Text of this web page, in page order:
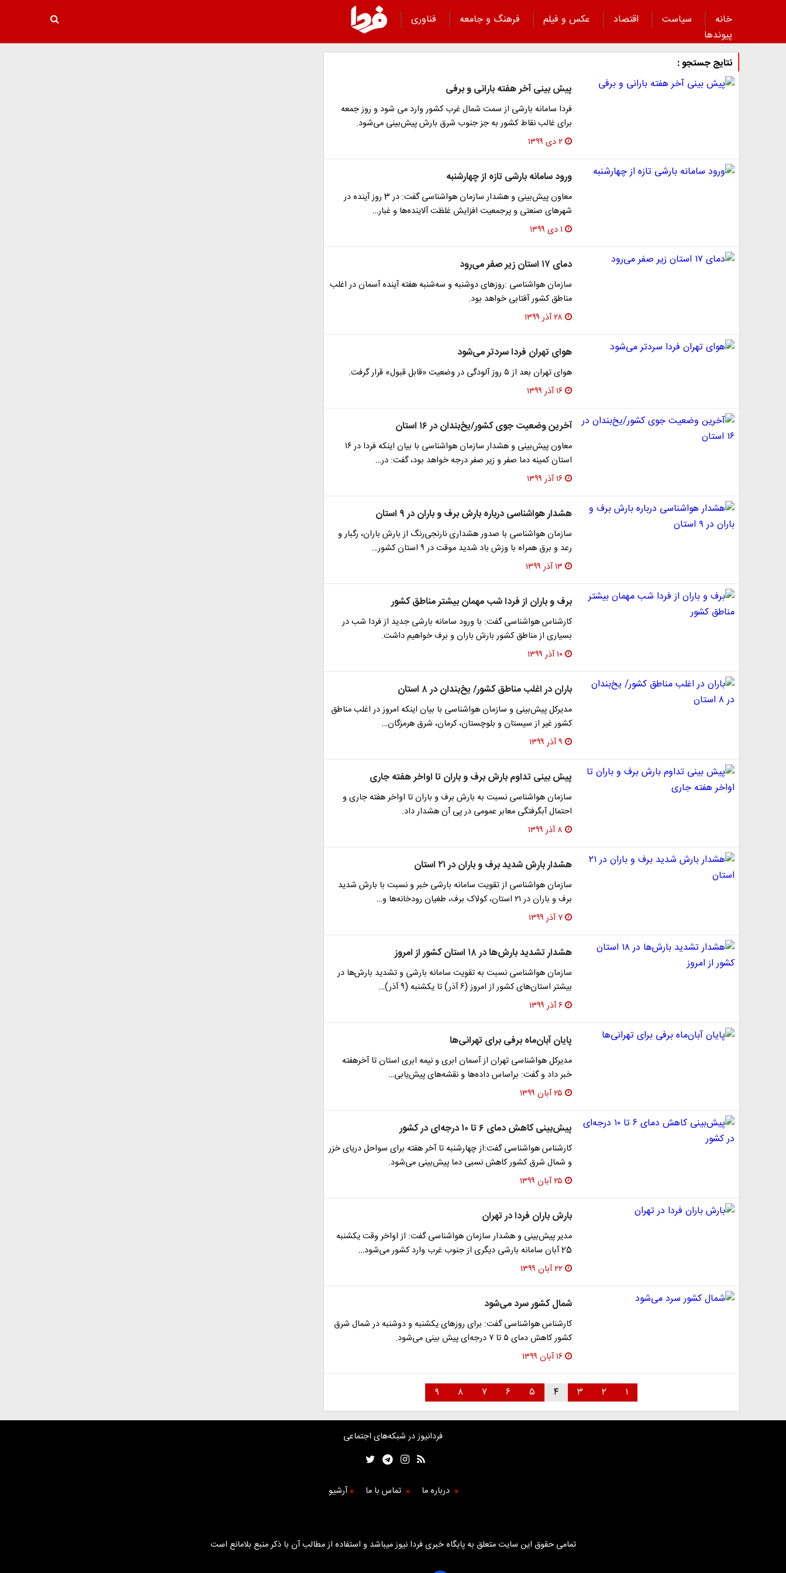
خانه سیاست اقتصاد عکس و فیلم فرهنگ و جامعه
فناوری
پیوند‌ها
نتایج جستجو :
پیش بینی آخر هفته بارانی و برفی
فردا سامانه بارشی از سمت شمال غرب کشور وارد می شود و روز جمعه
برای غالب نقاط کشور به جز جنوب شرق بارش پیش‌بینی می‌شود.
۲ دی ۱۳۹۹
ورود سامانه بارشی تازه از چهارشنبه
معاون پیش‌بینی و هشدار سازمان هواشناسی گفت: در 3 روز آینده در
شهرهای صنعتی و پرجمعیت افزایش غلظت آلاینده‌ها و غبار…
۱ دی ۱۳۹۹
دمای ۱۷ استان زیر صفر می‌رود
سازمان هواشناسی :روزهای دوشنبه و سه‌شنبه هفته آینده آسمان در اغلب
مناطق کشور آفتابی خواهد بود.
۲۸ آذر ۱۳۹۹
هوای تهران فردا سردتر می‌شود
هوای تهران بعد از ۵ روز آلودگی در وضعیت «قابل قبول» قرار گرفت.
۱۶ آذر ۱۳۹۹
آخرین وضعیت جوی کشور/یخ‌بندان در ۱۶ استان
معاون پیش‌بینی و هشدار سازمان هواشناسی با بیان اینکه فردا در ۱۶
استان کمینه دما صفر و زیر صفر درجه خواهد بود، گفت: در…
۱۶ آذر ۱۳۹۹
هشدار هواشناسی درباره بارش برف و باران در ۹ استان
سازمان هواشناسی با صدور هشداری نارنجی‌رنگ از بارش باران، رگبار و
رعد و برق همراه با وزش باد شدید موقت در ۹ استان کشور…
۱۳ آذر ۱۳۹۹
برف و باران از فردا شب مهمان بیشتر مناطق کشور
کارشناس هواشناسی گفت: با ورود سامانه بارشی جدید از فردا شب در
بسیاری از مناطق کشور بارش باران و برف خواهیم داشت.
۱۰ آذر ۱۳۹۹
باران در اغلب مناطق کشور/ یخ‌بندان در ۸ استان
مدیرکل پیش‌بینی و سازمان هواشناسی با بیان اینکه امروز در اغلب مناطق
کشور غیر از سیستان و بلوچستان، کرمان، شرق هرمزگان…
۹ آذر ۱۳۹۹
پیش بینی تداوم بارش برف و باران تا اواخر هفته جاری
سازمان هواشناسی نسبت به بارش برف و باران تا اواخر هفته جاری و
احتمال آبگرفتگی معابر عمومی در پی آن هشدار داد.
۸ آذر ۱۳۹۹
هشدار بارش شدید برف و باران در ۲۱ استان
سازمان هواشناسی از تقویت سامانه بارشی خبر و نسبت با بارش شدید
برف و باران در ۲۱ استان، کولاک برف، طغیان رودخانه‌ها و…
۷ آذر ۱۳۹۹
هشدار تشدید بارش‌ها در ۱۸ استان کشور از امروز
سازمان هواشناسی نسبت به تقویت سامانه بارشی و تشدید بارش‌ها در
بیشتر استان‌های کشور از امروز (۶ آذر) تا یکشنبه (۹ آذر)…
۶ آذر ۱۳۹۹
پایان آبان‌ماه برفی برای تهرانی‌ها
مدیرکل هواشناسی تهران از آسمان ابری و نیمه ابری استان تا آخرهفته
خبر داد و گفت: براساس داده‌ها و نقشه‌های پیش‌یابی…
۲۵ آبان ۱۳۹۹
پیش‌بینی کاهش دمای ۶ تا ۱۰ درجه‌ای در کشور
کارشناس هواشناسی گفت:از چهارشنبه تا آخر هفته برای سواحل دریای خزر
و شمال شرق کشور کاهش نسبی دما پیش‌بینی می‌شود.
۲۵ آبان ۱۳۹۹
بارش باران فردا در تهران
مدیر پیش‌بینی و هشدار سازمان هواشناسی گفت: از اواخر وقت یکشنبه
25 آبان سامانه بارشی دیگری از جنوب غرب وارد کشور می‌شود…
۲۲ آبان ۱۳۹۹
شمال کشور سرد می‌شود
کارشناس هواشناسی گفت: برای روز‌های یکشنبه و دوشنبه در شمال شرق
کشور کاهش دمای ۵ تا ۷ درجه‌ای پیش بینی می‌شود.
۱۶ آبان ۱۳۹۹
۱ ۲ ۳ ۴ ۵ ۶ ۷ ۸ ۹
فردانیوز در شبکه‌های اجتماعی
درباره ما تماس با ما آرشیو
تمامی حقوق این سایت متعلق به پایگاه خبری فردا نیوز میباشد و استفاده از مطالب آن با ذکر منبع بلامانع است